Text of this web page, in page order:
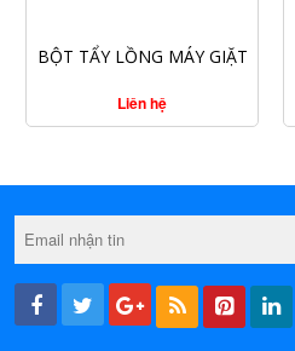
BỘT TẨY LỒNG MÁY GIẶT
Liên hệ